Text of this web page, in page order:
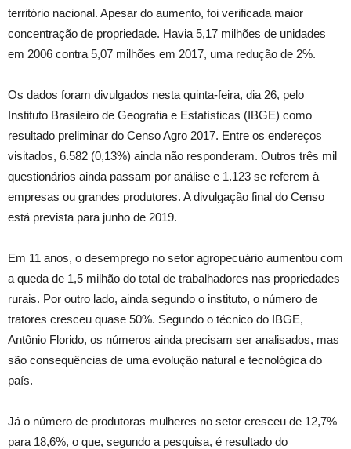
território nacional. Apesar do aumento, foi verificada maior
concentração de propriedade. Havia 5,17 milhões de unidades
em 2006 contra 5,07 milhões em 2017, uma redução de 2%.
Os dados foram divulgados nesta quinta-feira, dia 26, pelo
Instituto Brasileiro de Geografia e Estatísticas (IBGE) como
resultado preliminar do Censo Agro 2017. Entre os endereços
visitados, 6.582 (0,13%) ainda não responderam. Outros três mil
questionários ainda passam por análise e 1.123 se referem à
empresas ou grandes produtores. A divulgação final do Censo
está prevista para junho de 2019.
Em 11 anos, o desemprego no setor agropecuário aumentou com
a queda de 1,5 milhão do total de trabalhadores nas propriedades
rurais. Por outro lado, ainda segundo o instituto, o número de
tratores cresceu quase 50%. Segundo o técnico do IBGE,
Antônio Florido, os números ainda precisam ser analisados, mas
são consequências de uma evolução natural e tecnológica do
país.
Já o número de produtoras mulheres no setor cresceu de 12,7%
para 18,6%, o que, segundo a pesquisa, é resultado do